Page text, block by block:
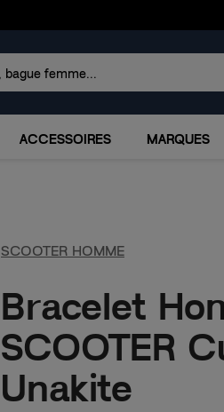
ACCESSOIRES MARQUES
SCOOTER HOMME
Bracelet
SCOOTER
Unakite